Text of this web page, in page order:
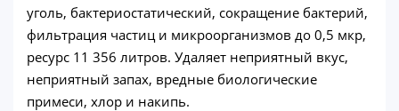
уголь, бактериостатический, сокращение бактерий,
фильтрация частиц и микроорганизмов до 0,5 мкр,
ресурс 11 356 литров. Удаляет неприятный вкус,
неприятный запах, вредные биологические
примеси, хлор и накипь.